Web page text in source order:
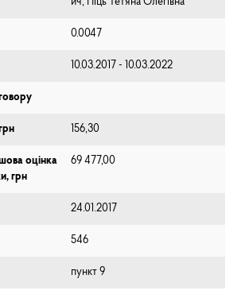
0.0047
10.03.2017 - 10.03.2022
156,30
оцінка
грн
69 477,00
24.01.2017
546
пункт 9